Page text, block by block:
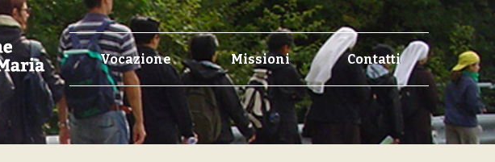
Vocazione Missioni Contatti